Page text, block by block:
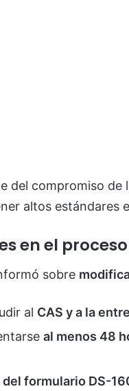
del compromiso de
altos estándares
en el
sobre
al CAS y a la
al menos 48
formulario DS-